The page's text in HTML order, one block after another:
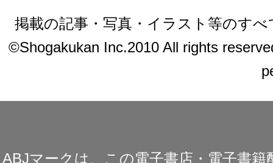
掲載の記事・写真・イラスト等のす
©Shogakukan Inc.2010 All rights
ABJマークは、この電子書店・電子書